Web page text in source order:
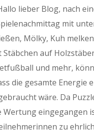
lieber Blog, nach
mit
Mölky, Kuh
Stäbchen auf
und mehr,
die gesamte Energie
wäre. Da
Wertung eingegangen
zu